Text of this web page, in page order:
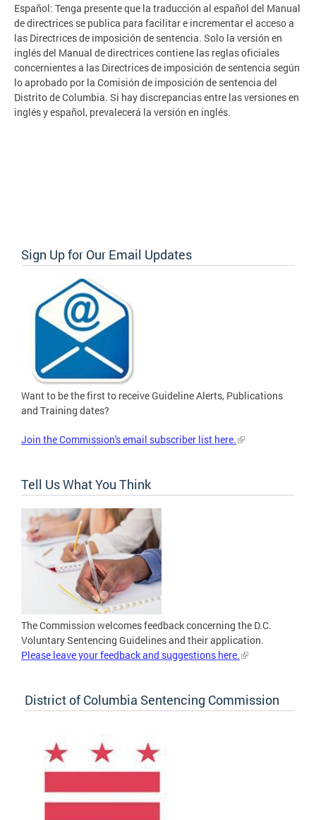
Español: Tenga presente que la traducción al español del Manual
de directrices se publica para facilitar e incrementar el acceso a
las Directrices de imposición de sentencia. Solo la versión en
inglés del Manual de directrices contiene las reglas oficiales
concernientes a las Directrices de imposición de sentencia según
lo aprobado por la Comisión de imposición de sentencia del
Distrito de Columbia. Si hay discrepancias entre las versiones en
inglés y español, prevalecerá la versión en inglés.
Sign Up for Our Email Updates
Want to be the first to receive Guideline Alerts, Publications
and Training dates?
Join the Commission's email subscriber list here.
Tell Us What You Think
The Commission welcomes feedback concerning the D.C.
Voluntary Sentencing Guidelines and their application.
Please leave your feedback and suggestions here.
District of Columbia Sentencing Commission